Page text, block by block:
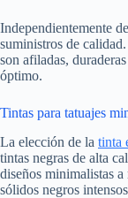
Independientemente
suministros de
son afiladas,
óptimo.
Tintas para tatuajes
La elección de la tinta
tintas negras de alta
diseños minimalistas
sólidos negros